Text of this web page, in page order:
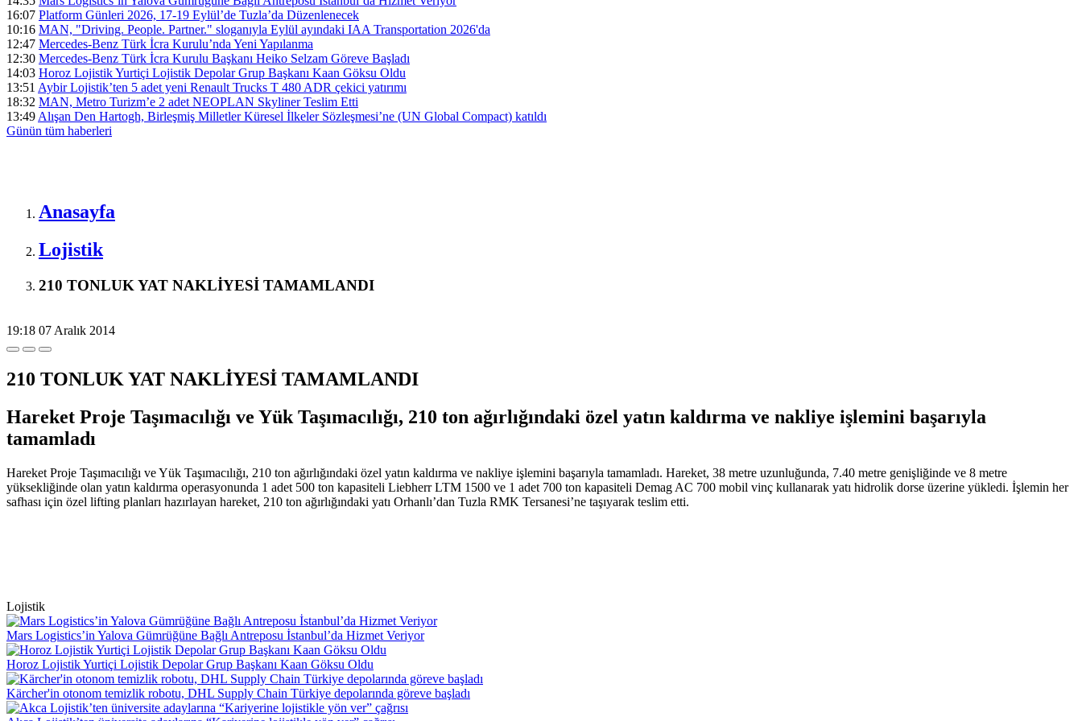
16:07 Platform Günleri 2026, 17-19 Eylül’de Tuzla’da Düzenlenecek
10:16 MAN, "Driving. People. Partner." sloganıyla Eylül ayındaki IAA Transportation 2026'da
12:47 Mercedes-Benz Türk İcra Kurulu’nda Yeni Yapılanma
12:30 Mercedes-Benz Türk İcra Kurulu Başkanı Heiko Selzam Göreve Başladı
14:03 Horoz Lojistik Yurtiçi Lojistik Depolar Grup Başkanı Kaan Göksu Oldu
13:51 Aybir Lojistik’ten 5 adet yeni Renault Trucks T 480 ADR çekici yatırımı
18:32 MAN, Metro Turizm’e 2 adet NEOPLAN Skyliner Teslim Etti
13:49 Alışan Den Hartogh, Birleşmiş Milletler Küresel İlkeler Sözleşmesi’ne (UN Global Compact) katıldı
Günün tüm haberleri
Anasayfa
Lojistik
210 TONLUK YAT NAKLİYESİ TAMAMLANDI
19:18 07 Aralık 2014
210 TONLUK YAT NAKLİYESİ TAMAMLANDI
Hareket Proje Taşımacılığı ve Yük Taşımacılığı, 210 ton ağırlığındaki özel yatın kaldırma ve nakliye işlemini başarıyla
tamamladı
Hareket Proje Taşımacılığı ve Yük Taşımacılığı, 210 ton ağırlığındaki özel yatın kaldırma ve nakliye işlemini başarıyla tamamladı. Hareket, 38 metre uzunluğunda, 7.40 metre genişliğinde ve 8 metre
yüksekliğinde olan yatın kaldırma operasyonunda 1 adet 500 ton kapasiteli Liebherr LTM 1500 ve 1 adet 700 ton kapasiteli Demag AC 700 mobil vinç kullanarak yatı hidrolik dorse üzerine yükledi. İşlemin her
safhası için özel lifting planları hazırlayan hareket, 210 ton ağırlığındaki yatı Orhanlı’dan Tuzla RMK Tersanesi’ne taşıyarak teslim etti.
Lojistik
Mars Logistics’in Yalova Gümrüğüne Bağlı Antreposu İstanbul’da Hizmet Veriyor
Horoz Lojistik Yurtiçi Lojistik Depolar Grup Başkanı Kaan Göksu Oldu
Kärcher'in otonom temizlik robotu, DHL Supply Chain Türkiye depolarında göreve başladı